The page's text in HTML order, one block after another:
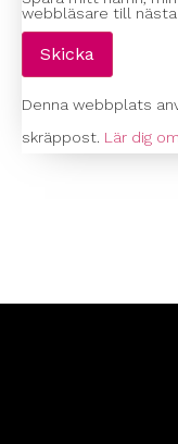
webbläsare till nästa
Denna webbplats
skräppost. Lär dig